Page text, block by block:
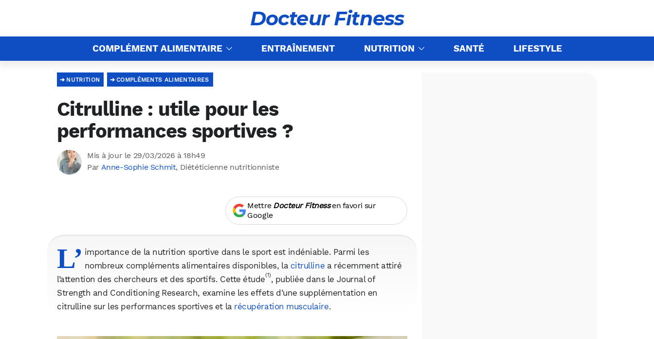
Docteur Fitness
COMPLÉMENT ALIMENTAIRE ENTRAÎNEMENT NUTRITION SANTÉ LIFESTYLE
COMPLÉMENTS ALIMENTAIRES
NUTRITION
Citrulline : utile pour les
performances sportives ?
Mis à jour le 29/03/2026 à 18h49
Par Anne-Sophie Schmit, Diététicienne nutritionniste
Mettre Docteur Fitnessen favori sur
Google
L’ importance de la nutrition sportive dans le sport est indéniable. Parmi les
nombreux compléments alimentaires disponibles, la citrulline a récemment attiré
l’attention des chercheurs et des sportifs. Cette étude(1), publiée dans le Journal of
Strength and Conditioning Research, examine les effets d’une supplémentation en
citrulline sur les performances sportives et la récupération musculaire.